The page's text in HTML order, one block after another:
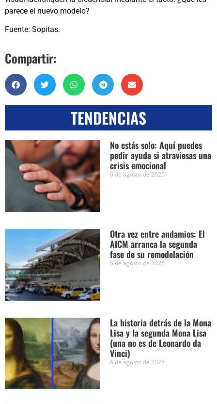
parece el nuevo modelo?
Fuente: Sopitas.
Compartir:
TENDENCIAS
No estás solo: Aquí puedes
pedir ayuda si atraviesas una
crisis emocional
6 de agosto de 2026
Otra vez entre andamios: El
AICM arranca la segunda
fase de su remodelación
6 de agosto de 2026
La historia detrás de la Mona
Lisa y la segunda Mona Lisa
(una no es de Leonardo da
Vinci)
6 de agosto de 2026